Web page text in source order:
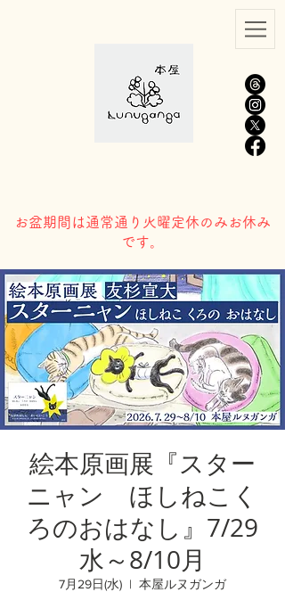
​お盆期間は通常通り火曜定休のみお休み
です。
絵本原画展『スター
ニャン ほしねこく
ろのおはなし』7/29
水～8/10月
7月29日(水)
  |
本屋ルヌガンガ